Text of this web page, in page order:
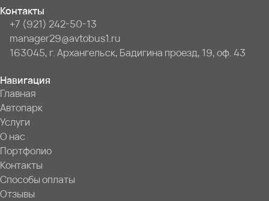
Контакты
+7 (921) 242-50-13
manager29@avtobus1.ru
163045, г. Архангельск, Бадигина проезд, 19, оф. 43
Навигация
Главная
Автопарк
Услуги
О нас
Портфолио
Контакты
Способы оплаты
Отзывы